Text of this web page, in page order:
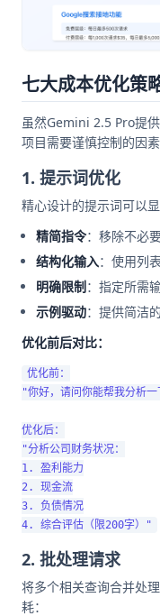
七大成本优化策
虽然Gemini 2.5 Pro提
项目需要谨慎控制的因
1. 提示词优化
精心设计的提示词可以
精简指令：移除不必
结构化输入：使用列
明确限制：指定所需
示例驱动：提供简洁
优化前后对比：
优化前：
"你好，请问你能帮我分析
优化后：
"分析公司财务状况：
1. 盈利能力
2. 现金流
3. 负债情况
2. 批处理请求
将多个相关查询合并处
耗：